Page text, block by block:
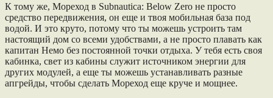
К тому же, Мореход в Subnautica: Below Zero не просто
средство передвижения, он еще и твоя мобильная база под
водой. И это круто, потому что ты можешь устроить там
настоящий дом со всеми удобствами, а не просто плавать как
капитан Немо без постоянной точки отдыха. У тебя есть своя
кабинка, свет из кабины служит источником энергии для
других модулей, а еще ты можешь устанавливать разные
апгрейды, чтобы сделать Мореход еще круче и мощнее.